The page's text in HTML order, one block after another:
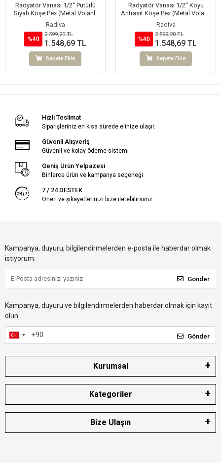
Radyatör Vanası 1/2'' Pütürlü
Siyah Köşe Pex (Metal Volanlı
16*2mm Boru Bağl. Rakorlu)
Radiva
%40
2.599,20 TL
1.548,69 TL
Sepete Ekle
Radyatör Vanası 1/2'' Koyu
Antrasit Köşe Pex (Metal Volanlı
16*2mm Boru Bağl. Rakorlu)
Radiva
%40
2.599,20 TL
1.548,69 TL
Sepete Ekle
Hızlı Teslimat
Siparişleriniz en kısa sürede elinize ulaşır.
Güvenli Alışveriş
Güvenli ve kolay ödeme sistemi
Geniş Ürün Yelpazesi
Binlerce ürün ve kampanya seçeneği
7 / 24 DESTEK
Öneri ve şikayetlerinizi bize iletebilirsiniz.
Kampanya, duyuru, bilgilendirmelerden e-posta ile haberdar olmak
istiyorum.
Gönder
Kampanya, duyuru ve bilgilendirmelerden haberdar olmak için kayıt
olun.
Gönder
Kurumsal
Kategoriler
Bize Ulaşın